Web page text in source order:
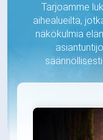
Tarjoamme
aihealueilta,
näkökulmia